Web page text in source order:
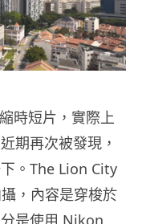
時短片，實際上
期再次被發現，
。The Lion City
，內容是穿梭於